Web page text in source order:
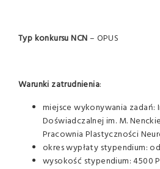
Typ konkursu NCN– OPUS
Warunki zatrudnienia:
miejsce wykonywania
Doświadczalnej im. M.
Pracownia Plastyczności
okres wypłaty stypendium: od
wysokość stypendium: 4500